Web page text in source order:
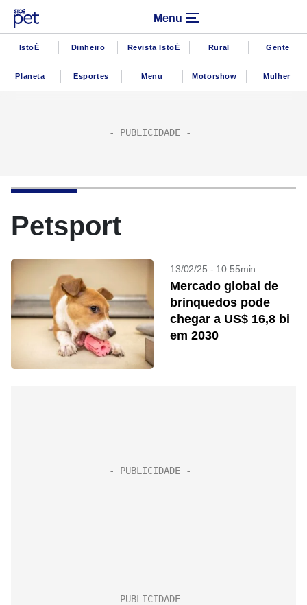
Menu
IstoÉ Dinheiro Revista IstoÉ Rural Gente
Planeta Esportes Menu Motorshow Mulher
Petsport
13/02/25 - 10:55min
Mercado global de
brinquedos pode
chegar a US$ 16,8 bi
em 2030